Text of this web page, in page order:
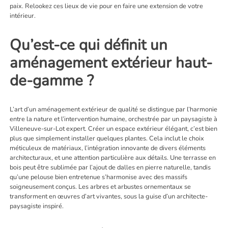
paix. Relookez ces lieux de vie pour en faire une extension de votre
intérieur.
Qu’est-ce qui définit un
aménagement extérieur haut-
de-gamme ?
L’art d’un aménagement extérieur de qualité se distingue par l’harmonie
entre la nature et l’intervention humaine, orchestrée par un paysagiste à
Villeneuve-sur-Lotexpert. Créer un espace extérieur élégant, c’est bien
plus que simplement installer quelques plantes. Cela inclut le choix
méticuleux de matériaux, l’intégration innovante de divers éléments
architecturaux, et une attention particulière aux détails. Une terrasse en
bois peut être sublimée par l’ajout de dalles en pierre naturelle, tandis
qu’une pelouse bien entretenue s’harmonise avec des massifs
soigneusement conçus. Les arbres et arbustes ornementaux se
transforment en œuvres d’art vivantes, sous la guise d’un architecte-
paysagiste inspiré.